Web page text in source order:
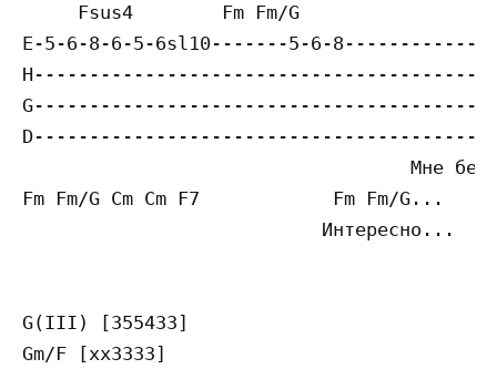
Fsus4        Fm Fm/G
E-5-6-8-6-5-6sl10-------5-6-
Мне
Fm Fm/G Cm Cm F7            Fm Fm/G...
                           Интересно...
G(III) [355433]
Gm/F [xx3333]